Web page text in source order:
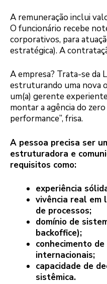
A remuneração inclui
O funcionário recebe
corporativos, para
estratégica). A
A empresa? Trata-se da
estruturando uma nova
um(a) gerente
montar a agência do
performance”, frisa.
A pessoa precisa ser
estruturadora e
requisitos como:
experiência
vivência real em
de processos;
domínio de
backoffice);
conhecimento
internacionais;
capacidade de
sistêmica.